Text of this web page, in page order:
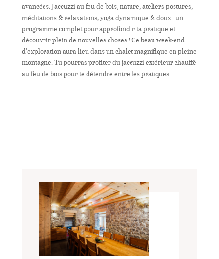
avancées. Jaccuzzi au feu de bois, nature, ateliers postures,
méditations & relaxations, yoga dynamique & doux...un
programme complet pour approfondir ta pratique et
découvrir plein de nouvelles choses ! Ce beau week-end
d'exploration aura lieu dans un chalet magnifique en pleine
montagne. Tu pourras profiter du jaccuzzi extérieur chauffé
au feu de bois pour te détendre entre les pratiques.